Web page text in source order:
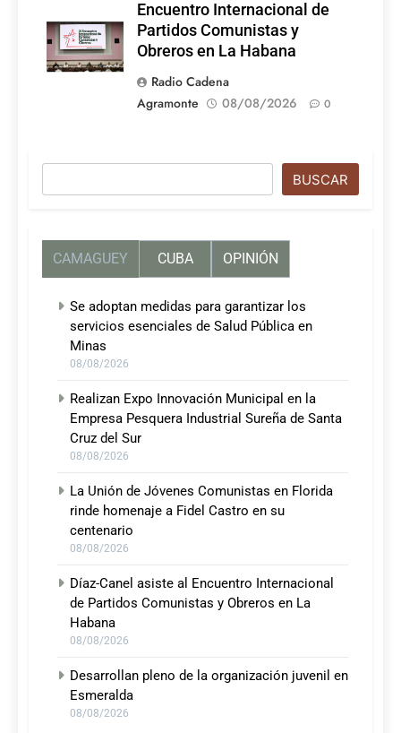
Encuentro Internacional de
Partidos Comunistas y
Obreros en La Habana
Radio Cadena
Agramonte
08/08/2026 0
BUSCAR
CAMAGUEY CUBA OPINIÓN
Se adoptan medidas para garantizar los
servicios esenciales de Salud Pública en
Minas
08/08/2026
Realizan Expo Innovación Municipal en la
Empresa Pesquera Industrial Sureña de Santa
Cruz del Sur
08/08/2026
La Unión de Jóvenes Comunistas en Florida
rinde homenaje a Fidel Castro en su
centenario
08/08/2026
Díaz-Canel asiste al Encuentro Internacional
de Partidos Comunistas y Obreros en La
Habana
08/08/2026
Desarrollan pleno de la organización juvenil en
Esmeralda
08/08/2026